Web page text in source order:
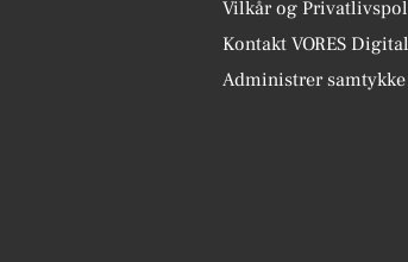
Vilkår og
Kontakt VORES Digital
Administrer samtykke